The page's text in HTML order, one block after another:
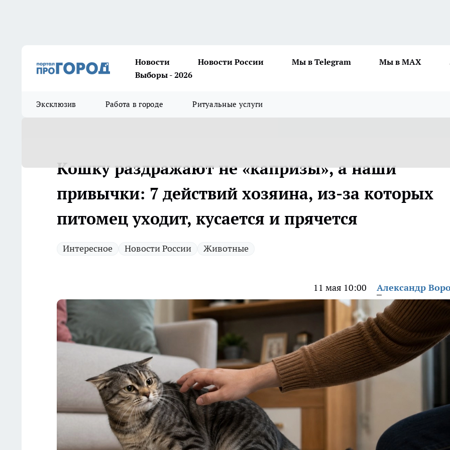
Новости Новости России Мы в Telegram Мы в MAX
Выборы - 2026
Эксклюзив Работа в городе Ритуальные услуги
Кошку раздражают не «капризы», а наши
привычки: 7 действий хозяина, из-за которых
питомец уходит, кусается и прячется
Интересное Новости России Животные
11 мая 10:00 Александр